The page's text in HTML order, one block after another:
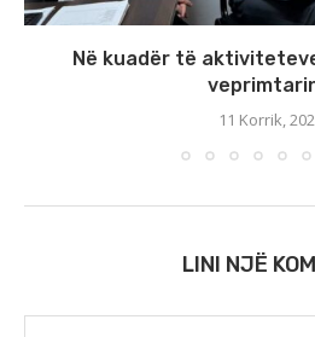
Në kuadër të
11 Korrik,
LINI NJË